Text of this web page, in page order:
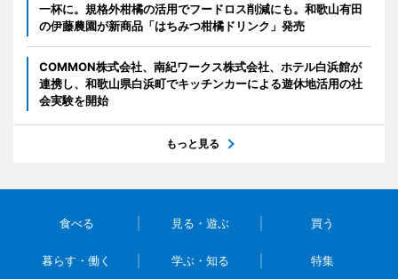
一杯に。規格外柑橘の活用でフードロス削減にも。和歌山有田
の伊藤農園が新商品「はちみつ柑橘ドリンク」発売
COMMON株式会社、南紀ワークス株式会社、ホテル白浜館が
連携し、和歌山県白浜町でキッチンカーによる遊休地活用の社
会実験を開始
もっと見る
食べる 見る・遊ぶ 買う
暮らす・働く 学ぶ・知る 特集